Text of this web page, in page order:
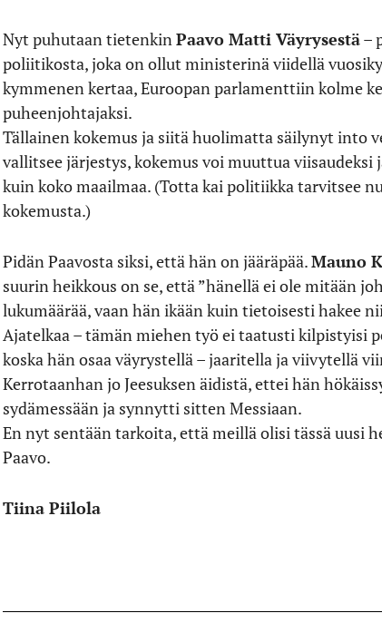
Nyt puhutaan tietenkin Paavo Matti Väyrysestä–
poliitikosta, joka on ollut ministerinä viidellä
kymmenen kertaa, Euroopan parlamenttiin kolme
puheenjohtajaksi.
Tällainen kokemus ja siitä huolimatta säilynyt into
vallitsee järjestys, kokemus voi muuttua
kuin koko maailmaa. (Totta kai politiikka tarvitsee
kokemusta.)
Pidän Paavosta siksi, että hän on jääräpää.Mauno
suurin heikkous on se, että ”hänellä ei ole mitään
lukumäärää, vaan hän ikään kuin tietoisesti hakee
Ajatelkaa – tämän miehen työ ei taatusti kilpistyisi
koska hän osaa väyrystellä – jaaritella ja viivytellä
Kerrotaanhan jo Jeesuksen äidistä, ettei hän
sydämessään ja synnytti sitten Messiaan.
En nyt sentään tarkoita, että meillä olisi tässä uusi
Paavo.
Tiina Piilola